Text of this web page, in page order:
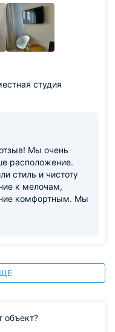
студия
Мы очень
расположение.
стиль и чистоту
к мелочам,
комфортным. Мы
на высшем
объект?